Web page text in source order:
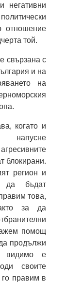
негативни
отношение
той.
свързана с
и на
на
когато и
напусне
блокирани.
регион и
да бъдат
това,
за да
помощ
продължи
видимо е
своите
го правим в